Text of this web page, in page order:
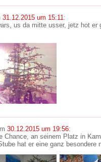
31.12.2015 um 15:11:
us da mitte usser, jetz hot
30.12.2015 um 19:56:
Chance, an seinem Platz in
hat er eine ganz besondere